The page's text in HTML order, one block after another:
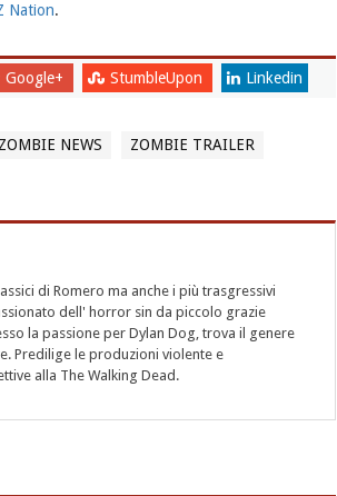
Nation.
Google+ StumbleUpon Linkedin
ZOMBIE NEWS
ZOMBIE TRAILER
di Romero ma anche i più trasgressivi
dell' horror sin da piccolo grazie
la passione per Dylan Dog, trova il genere
Predilige le produzioni violente e
alla The Walking Dead.